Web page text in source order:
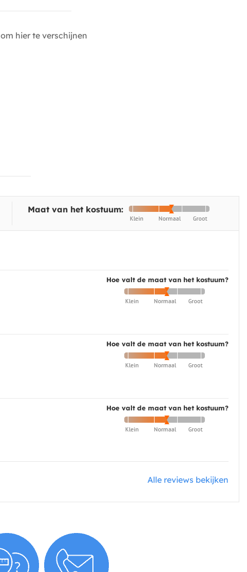
om hier te verschijnen
Maat van het kostuum:
Hoe valt de maat van het kostuum?
Hoe valt de maat van het kostuum?
Hoe valt de maat van het kostuum?
Alle reviews bekijken